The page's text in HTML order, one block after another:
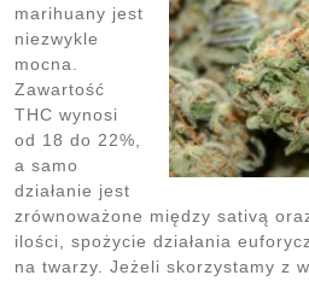
marihuany jest
niezwykle
mocna.
Zawartość
THC wynosi
od 18 do 22%,
a samo
działanie jest
zrównoważone między sativą
ilości, spożycie działania
na twarzy. Jeżeli skorzystamy z